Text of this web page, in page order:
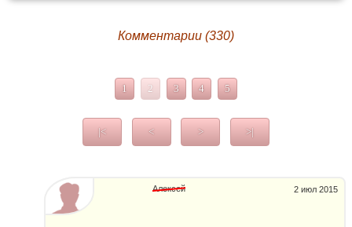
Комментарии (330)
1 2 3 4 5
|< < > >|
2 июл 2015
Алексей